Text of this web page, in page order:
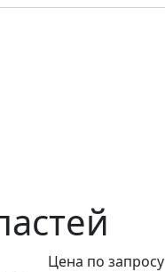
Цена по запросу